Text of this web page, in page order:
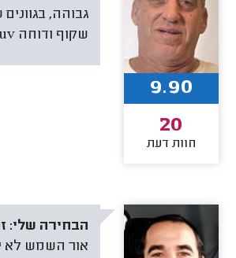
גבוהה,
שקוף ודוחה uv
9.90
20
חוות דעת
הבחירה שלי:
אור השמש לא